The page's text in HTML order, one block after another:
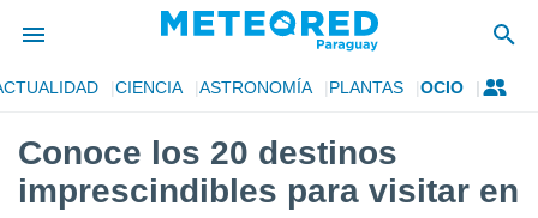
de
ha
por
CIENCIA ASTRONOMÍA PLANTAS OCIO
Conoce los 20 destinos
imprescindibles para visitar en